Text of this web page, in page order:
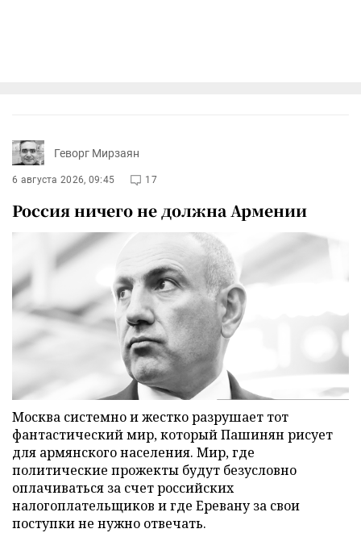
Геворг Мирзаян
6 августа 2026, 09:45 17
Россия ничего не должна Армении
Москва системно и жестко разрушает тот
фантастический мир, который Пашинян рисует
для армянского населения. Мир, где
политические прожекты будут безусловно
оплачиваться за счет российских
налогоплательщиков и где Еревану за свои
поступки не нужно отвечать.